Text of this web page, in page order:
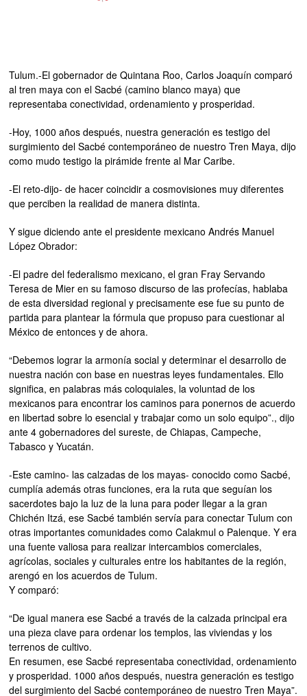
Tulum.-El gobernador de Quintana Roo, Carlos Joaquín comparó
al tren maya con el Sacbé (camino blanco maya) que
representaba conectividad, ordenamiento y prosperidad.
-Hoy, 1000 años después, nuestra generación es testigo del
surgimiento del Sacbé contemporáneo de nuestro Tren Maya, dijo
como mudo testigo la pirámide frente al Mar Caribe.
-El reto-dijo- de hacer coincidir a cosmovisiones muy diferentes
que perciben la realidad de manera distinta.
Y sigue diciendo ante el presidente mexicano Andrés Manuel
López Obrador:
-El padre del federalismo mexicano, el gran Fray Servando
Teresa de Mier en su famoso discurso de las profecías, hablaba
de esta diversidad regional y precisamente ese fue su punto de
partida para plantear la fórmula que propuso para cuestionar al
México de entonces y de ahora.
“Debemos lograr la armonía social y determinar el desarrollo de
nuestra nación con base en nuestras leyes fundamentales. Ello
significa, en palabras más coloquiales, la voluntad de los
mexicanos para encontrar los caminos para ponernos de acuerdo
en libertad sobre lo esencial y trabajar como un solo equipo”., dijo
ante 4 gobernadores del sureste, de Chiapas, Campeche,
Tabasco y Yucatán.
-Este camino- las calzadas de los mayas- conocido como Sacbé,
cumplía además otras funciones, era la ruta que seguían los
sacerdotes bajo la luz de la luna para poder llegar a la gran
Chichén Itzá, ese Sacbé también servía para conectar Tulum con
otras importantes comunidades como Calakmul o Palenque. Y era
una fuente valiosa para realizar intercambios comerciales,
agrícolas, sociales y culturales entre los habitantes de la región,
arengó en los acuerdos de Tulum.
Y comparó:
“De igual manera ese Sacbé a través de la calzada principal era
una pieza clave para ordenar los templos, las viviendas y los
terrenos de cultivo.
En resumen, ese Sacbé representaba conectividad, ordenamiento
y prosperidad. 1000 años después, nuestra generación es testigo
del surgimiento del Sacbé contemporáneo de nuestro Tren Maya”.